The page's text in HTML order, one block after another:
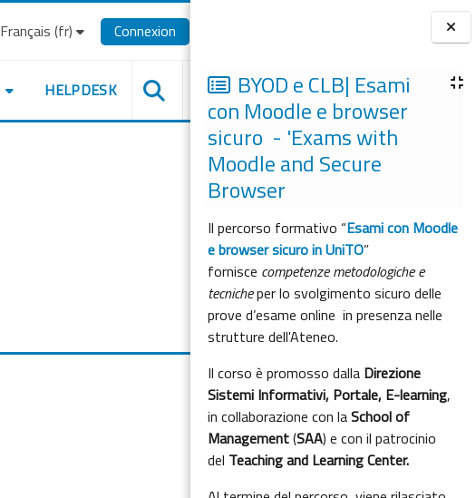
BlocsBYOD e CLB| Esami
con Moodle e browser
sicuro - 'Exams with
Moodle and Secure
Browser
Il percorso formativo “Esami con Moodle
e browser sicuro in UniTO”
fornisce competenze metodologiche e
tecnicheper lo svolgimento sicuro delle
prove d’esame online in presenza nelle
strutture dell'Ateneo.
Il corso è promosso dalla Direzione
Sistemi Informativi, Portale, E-learning,
in collaborazione con laSchool of
Management(SAA) e con il patrocinio
del Teaching and Learning Center.
Français ‎(fr)‎ Connexion
HELPDESK